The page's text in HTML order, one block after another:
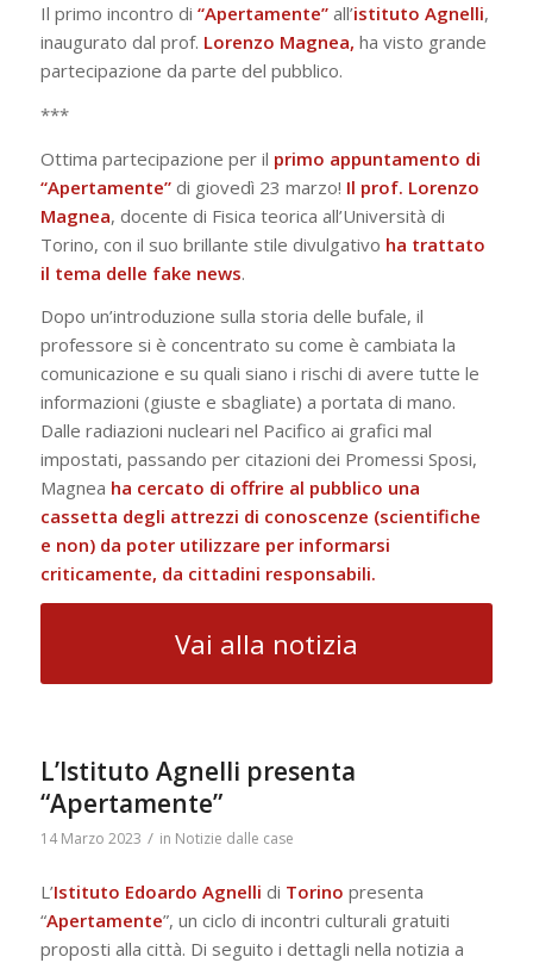
Il primo incontro di “Apertamente”all’istituto Agnelli,
inaugurato dal prof. Lorenzo Magnea, ha visto grande
partecipazione da parte del pubblico.
***
Ottima partecipazione per il primo appuntamento di
“Apertamente”di giovedì 23 marzo! Il prof. Lorenzo
Magnea, docente di Fisica teorica all’Università di
Torino, con il suo brillante stile divulgativo ha trattato
il tema delle fake news.
Dopo un’introduzione sulla storia delle bufale, il
professore si è concentrato su come è cambiata la
comunicazione e su quali siano i rischi di avere tutte le
informazioni (giuste e sbagliate) a portata di mano.
Dalle radiazioni nucleari nel Pacifico ai grafici mal
impostati, passando per citazioni dei Promessi Sposi,
Magnea ha cercato di offrire al pubblico una
cassetta degli attrezzi di conoscenze (scientifiche
e non) da poter utilizzare per informarsi
criticamente, da cittadini responsabili.
Vai alla notizia
L’Istituto Agnelli presenta
“Apertamente”
14 Marzo 2023 / in Notizie dalle case
L’Istituto Edoardo Agnelli di Torino presenta
“Apertamente”, un ciclo di incontri culturali gratuiti
proposti alla città. Di seguito i dettagli nella notizia a